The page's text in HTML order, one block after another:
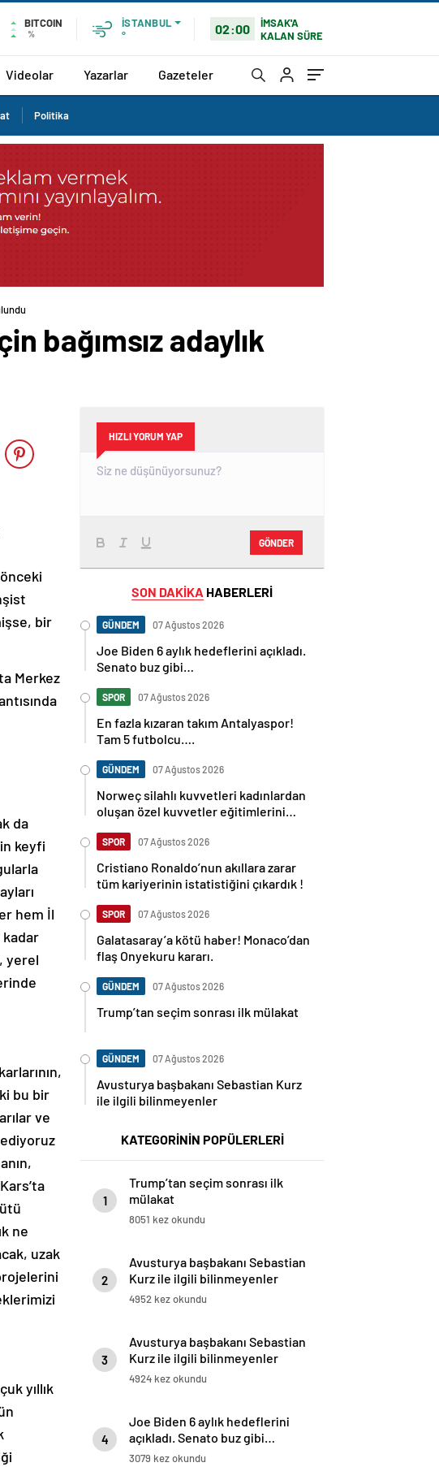
BITCOIN
%
İSTANBUL
°
02:00
İMSAK'A
KALAN SÜRE
Videolar Yazarlar Gazeteler
Politika
bağımsız adaylık
bir
Merkez
da
keyfi
hem İl
kadar
yerel
bu bir
ve
ne
uzak
yıllık
HIZLI YORUM YAP
GÖNDER
SON DAKİKA HABERLERİ
GÜNDEM 07 Ağustos 2026
Joe Biden 6 aylık hedeflerini açıkladı.
Senato buz gibi…
SPOR 07 Ağustos 2026
En fazla kızaran takım Antalyaspor!
Tam 5 futbolcu….
GÜNDEM 07 Ağustos 2026
Norweç silahlı kuvvetleri kadınlardan
oluşan özel kuvvetler eğitimlerini
SPOR 07 Ağustos 2026
Cristiano Ronaldo’nun akıllara zarar
tüm kariyerinin istatistiğini çıkardık !
SPOR 07 Ağustos 2026
Galatasaray’a kötü haber! Monaco’dan
flaş Onyekuru kararı.
GÜNDEM 07 Ağustos 2026
Trump’tan seçim sonrası ilk mülakat
GÜNDEM 07 Ağustos 2026
Avusturya başbakanı Sebastian Kurz
ile ilgili bilinmeyenler
KATEGORİNİN POPÜLERLERİ
1
Trump’tan seçim sonrası ilk
mülakat
8051 kez okundu
2
Avusturya başbakanı Sebastian
Kurz ile ilgili bilinmeyenler
4952 kez okundu
3
Avusturya başbakanı Sebastian
Kurz ile ilgili bilinmeyenler
4924 kez okundu
4
Joe Biden 6 aylık hedeflerini
açıkladı. Senato buz gibi…
3079 kez okundu